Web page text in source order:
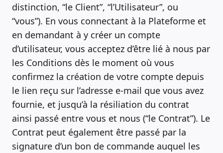
distinction, “le Client”, “l’Utilisateur”, ou
“vous”). En vous connectant à la Plateforme et
en demandant à y créer un compte
d’utilisateur, vous acceptez d’être lié à nous par
les Conditions dès le moment où vous
confirmez la création de votre compte depuis
le lien reçu sur l’adresse e-mail que vous avez
fournie, et jusqu’à la résiliation du contrat
ainsi passé entre vous et nous (“le Contrat”). Le
Contrat peut également être passé par la
signature d’un bon de commande auquel les